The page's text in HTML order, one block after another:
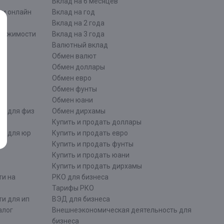
онлайн
для физ
для юр
на
для ип
Вклад на год
Вклад на 2 года
Вклад на 3 года
Валютный вклад
Обмен валют
Обмен доллары
Обмен евро
Обмен фунты
Обмен юани
Обмен дирхамы
Купить и продать доллары
Купить и продать евро
Купить и продать фунты
Купить и продать юани
Купить и продать дирхамы
РКО для бизнеса
Тарифы РКО
ВЭД для бизнеса
Внешнеэкономическая деятельность для
бизнеса